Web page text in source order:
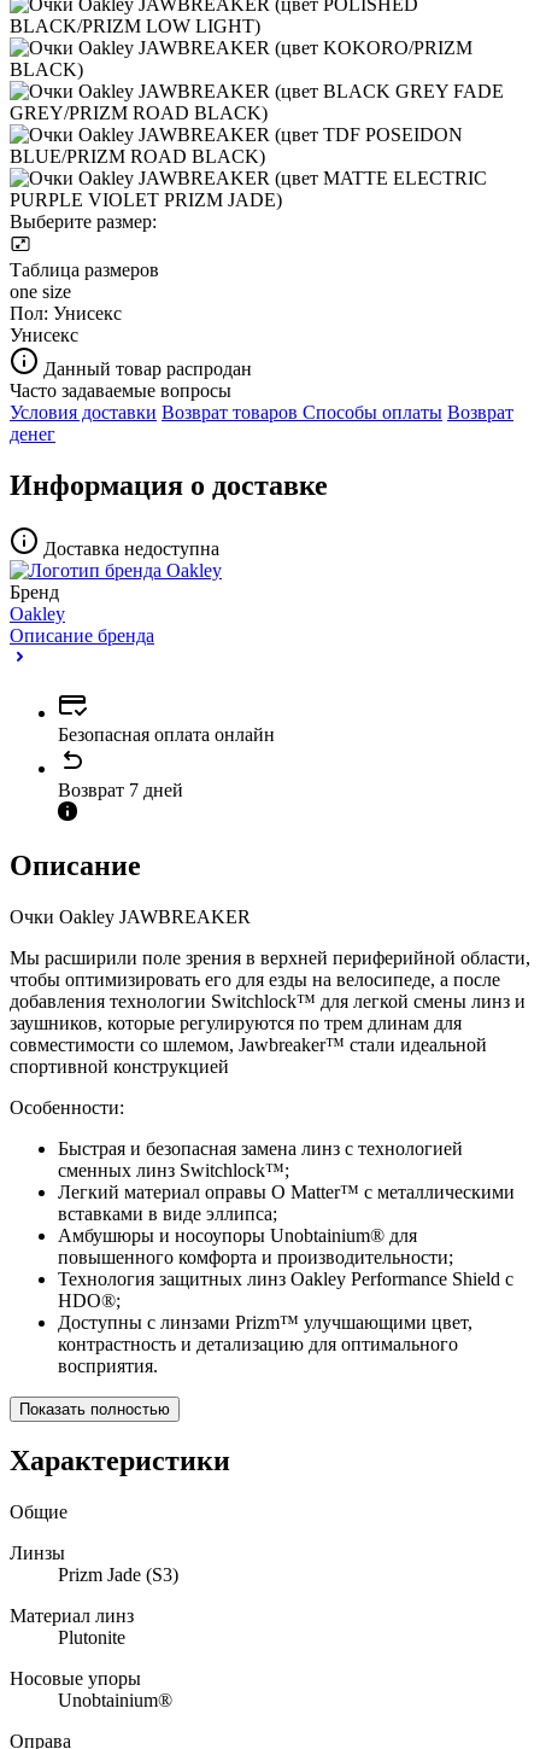
Выберите размер:
Таблица размеров
one size
Пол: Унисекс
Унисекс
Данный товар распродан
Часто задаваемые вопросы
Условия доставки Возврат товаров Способы оплаты Возврат
денег
Информация о доставке
Доставка недоступна
Бренд
Oakley
Описание бренда
Безопасная оплата онлайн
Возврат 7 дней
Описание
Очки Oakley JAWBREAKER
Мы расширили поле зрения в верхней периферийной области,
чтобы оптимизировать его для езды на велосипеде, а после
добавления технологии Switchlock™ для легкой смены линз и
заушников, которые регулируются по трем длинам для
совместимости со шлемом, Jawbreaker™ стали идеальной
спортивной конструкцией
Особенности:
Быстрая и безопасная замена линз с технологией
сменных линз Switchlock™;
Легкий материал оправы O Matter™ с металлическими
вставками в виде эллипса;
Амбушюры и носоупоры Unobtainium® для
повышенного комфорта и производительности;
Технология защитных линз Oakley Performance Shield с
HDO®;
Доступны с линзами Prizm™ улучшающими цвет,
контрастность и детализацию для оптимального
восприятия.
Показать полностью
Характеристики
Общие
Линзы
Prizm Jade (S3)
Материал линз
Plutonite
Носовые упоры
Unobtainium®
Оправа